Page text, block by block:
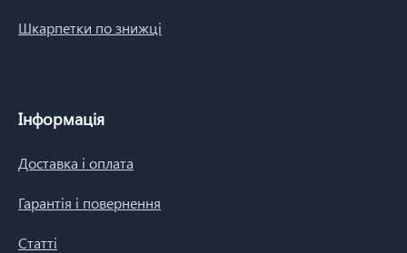
Шкарпетки по знижці
Інформація
Доставка і оплата
Гарантія і повернення
Статті